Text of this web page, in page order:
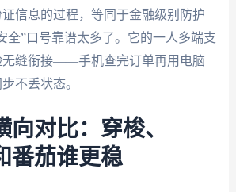
信息的过程，等同于金融级别防护
全”口号靠谱太多了。它的一人多端支
无缝衔接——手机查完订单再用电脑
不丢状态。
向对比：穿梭、
番茄谁更稳